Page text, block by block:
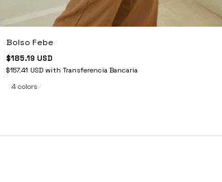
Bolso Febe
$185.19 USD
$157.41 USDwith Transferencia Bancaria
4 colors